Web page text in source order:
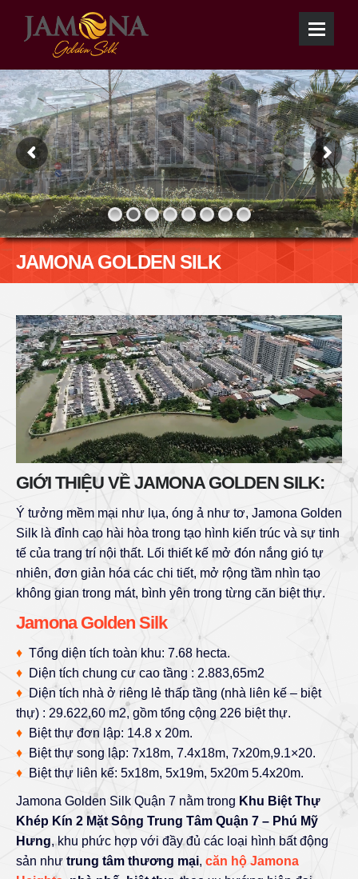
JAMONA GOLDEN SILK
GIỚI THIỆU VỀ JAMONA GOLDEN SILK:
Ý tưởng mềm mại như lụa, óng ả như tơ, Jamona Golden
Silk là đỉnh cao hài hòa trong tạo hình kiến trúc và sự tinh
tế của trang trí nội thất. Lối thiết kế mở đón nắng gió tự
nhiên, đơn giản hóa các chi tiết, mở rộng tầm nhìn tạo
không gian trong mát, bình yên trong từng căn biệt thự.
Jamona Golden Silk
♦ Tổng diện tích toàn khu: 7.68 hecta.
♦ Diện tích chung cư cao tầng : 2.883,65m2
♦ Diện tích nhà ở riêng lẻ thấp tầng (nhà liên kế – biệt
thự) : 29.622,60 m2, gồm tổng cộng 226 biệt thự.
♦ Biệt thự đơn lập: 14.8 x 20m.
♦ Biệt thự song lập: 7x18m, 7.4x18m, 7x20m,9.1×20.
♦ Biệt thự liên kế: 5x18m, 5x19m, 5x20m 5.4x20m.
Jamona Golden Silk Quận 7 nằm trong Khu Biệt Thự
Khép Kín 2 Mặt Sông Trung Tâm Quận 7 – Phú Mỹ
Hưng, khu phức hợp với đầy đủ các loại hình bất động
sản như trung tâm thương mại, căn hộ Jamona